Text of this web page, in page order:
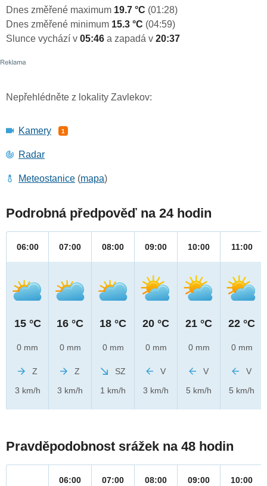
Dnes změřené maximum 19.7 °C (01:28)
Dnes změřené minimum 15.3 °C (04:59)
Slunce vychází v 05:46 a zapadá v 20:37
Nepřehlédněte z lokality Zavlekov:
Kamery 1
Radar
Meteostanice (mapa)
Podrobná předpověď na 24 hodin
06:00
15 °C
0 mm
Z
3 km/h
07:00
16 °C
0 mm
Z
3 km/h
08:00
18 °C
0 mm
SZ
1 km/h
09:00
20 °C
0 mm
V
3 km/h
10:00
21 °C
0 mm
V
5 km/h
11:00
22 °C
0 mm
V
5 km/h
Pravděpodobnost srážek na 48 hodin
06:00
07:00
08:00
09:00
10:00